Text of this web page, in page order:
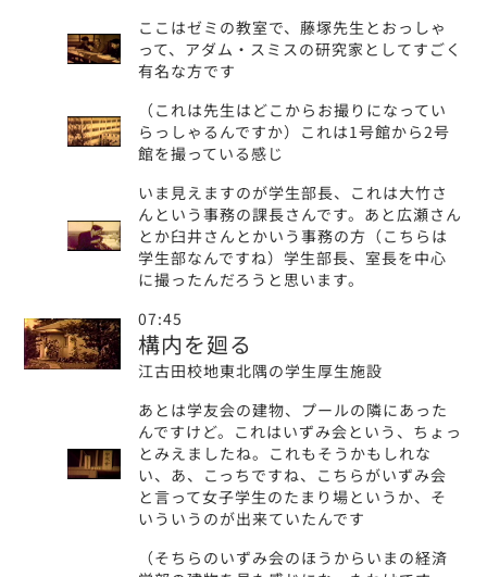
ここはゼミの教室で、藤塚先生とおっしゃ
って、アダム・スミスの研究家としてすごく
有名な方です
（これは先生はどこからお撮りになってい
らっしゃるんですか）これは1号館から2号
館を撮っている感じ
いま見えますのが学生部長、これは大竹さ
んという事務の課長さんです。あと広瀬さん
とか臼井さんとかいう事務の方（こちらは
学生部なんですね）学生部長、室長を中心
に撮ったんだろうと思います。
07:45
構内を廻る
江古田校地東北隅の学生厚生施設
あとは学友会の建物、プールの隣にあった
んですけど。これはいずみ会という、ちょっ
とみえましたね。これもそうかもしれな
い、あ、こっちですね、こちらがいずみ会
と言って女子学生のたまり場というか、そ
いういうのが出来ていたんです
（そちらのいずみ会のほうからいまの経済